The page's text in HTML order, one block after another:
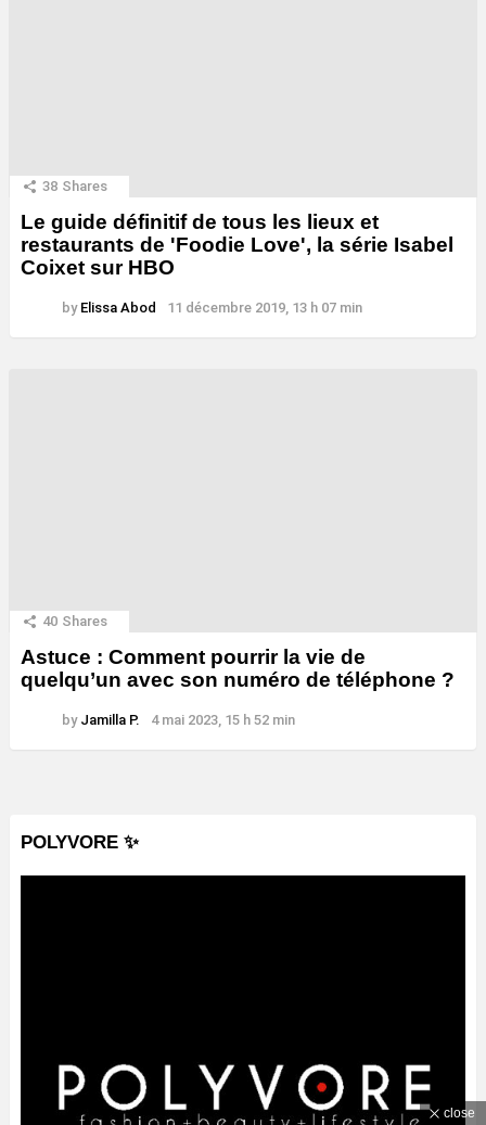
38 Shares
Le guide définitif de tous les lieux et
restaurants de 'Foodie Love', la série Isabel
Coixet sur HBO
by Elissa Abod 11 décembre 2019, 13 h 07 min
40 Shares
Astuce : Comment pourrir la vie de
quelqu’un avec son numéro de téléphone ?
by Jamilla P. 4 mai 2023, 15 h 52 min
POLYVORE ✨
close